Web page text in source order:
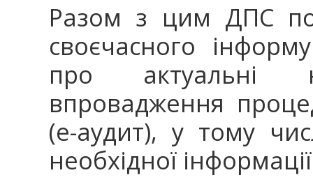
Разом з цим ДПС
своєчасного
про актуальні
впровадження
(е-аудит), у тому
необхідної